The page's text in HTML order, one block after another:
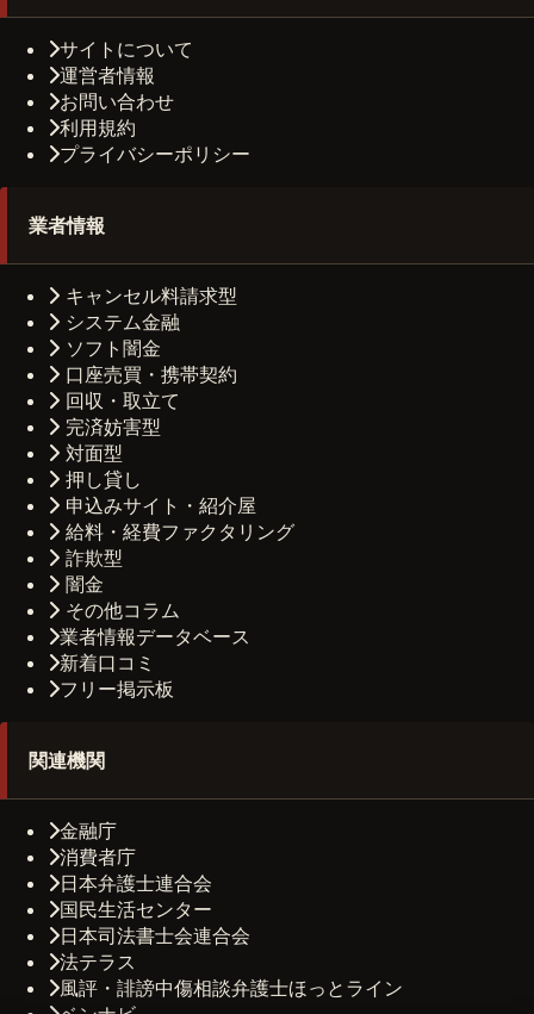
サイトについて
運営者情報
お問い合わせ
利用規約
プライバシーポリシー
業者情報
キャンセル料請求型
システム金融
ソフト闇金
口座売買・携帯契約
回収・取立て
完済妨害型
対面型
押し貸し
申込みサイト・紹介屋
給料・経費ファクタリング
詐欺型
闇金
その他コラム
業者情報データベース
新着口コミ
フリー掲示板
関連機関
金融庁
消費者庁
日本弁護士連合会
国民生活センター
日本司法書士会連合会
法テラス
風評・誹謗中傷相談弁護士ほっとライン